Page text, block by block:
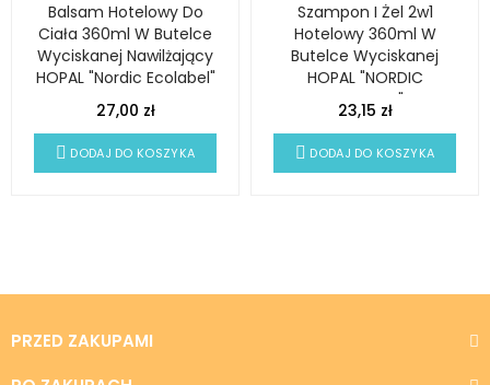
Balsam Hotelowy Do
Ciała 360ml W Butelce
Wyciskanej Nawilżający
HOPAL "Nordic Ecolabel"
27,00 zł
DODAJ DO KOSZYKA
Szampon I Żel 2w1
Hotelowy 360ml W
Butelce Wyciskanej
HOPAL "NORDIC
ECOLABEL"
23,15 zł
DODAJ DO KOSZYKA
PRZED ZAKUPAMI